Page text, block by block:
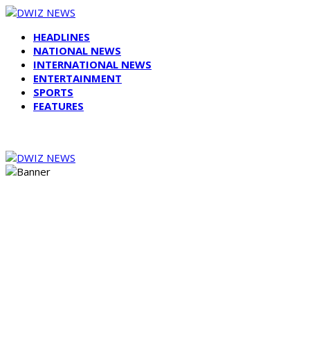
HEADLINES
NATIONAL NEWS
INTERNATIONAL NEWS
ENTERTAINMENT
SPORTS
FEATURES